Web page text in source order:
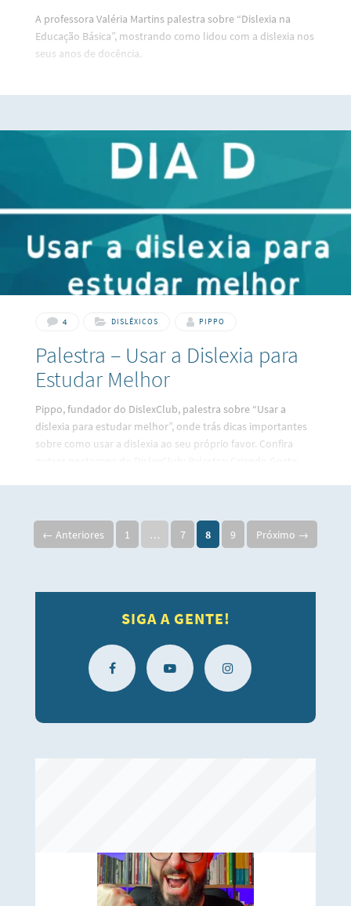
A professora Valéria Martins palestra sobre “Dislexia na
Educação Básica”, mostrando como lidou com a dislexia nos
seus anos de docência.
4 DISLÉXICOS PIPPO
Palestra – Usar a Dislexia para
Estudar Melhor
Pippo, fundador do DislexClub, palestra sobre “Usar a
dislexia para estudar melhor”, onde trás dicas importantes
sobre como usar a dislexia ao seu próprio favor. Confira
← Anteriores 1 … 7 8 9 Próximo →
SIGA A GENTE!